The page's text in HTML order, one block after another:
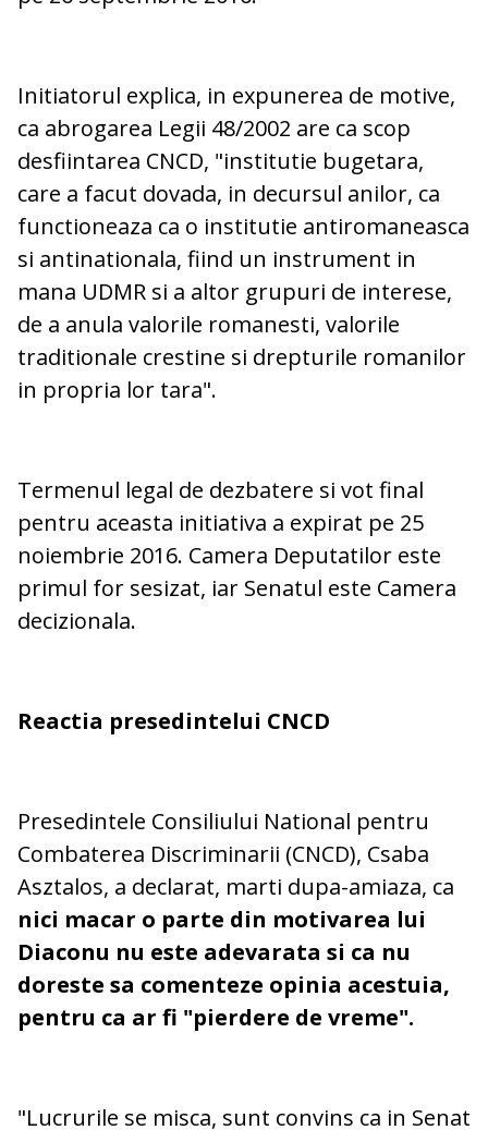
Initiatorul explica, in expunerea de motive,
ca abrogarea Legii 48/2002 are ca scop
desfiintarea CNCD, "institutie bugetara,
care a facut dovada, in decursul anilor, ca
functioneaza ca o institutie antiromaneasca
si antinationala, fiind un instrument in
mana UDMR si a altor grupuri de interese,
de a anula valorile romanesti, valorile
traditionale crestine si drepturile romanilor
in propria lor tara".
Termenul legal de dezbatere si vot final
pentru aceasta initiativa a expirat pe 25
noiembrie 2016. Camera Deputatilor este
primul for sesizat, iar Senatul este Camera
decizionala.
Reactia presedintelui CNCD
Presedintele Consiliului National pentru
Combaterea Discriminarii (CNCD), Csaba
Asztalos, a declarat, marti dupa-amiaza, ca
nici macar o parte din motivarea lui
Diaconu nu este adevarata si ca nu
doreste sa comenteze opinia acestuia,
pentru ca ar fi "pierdere de vreme".
"Lucrurile se misca, sunt convins ca in Senat